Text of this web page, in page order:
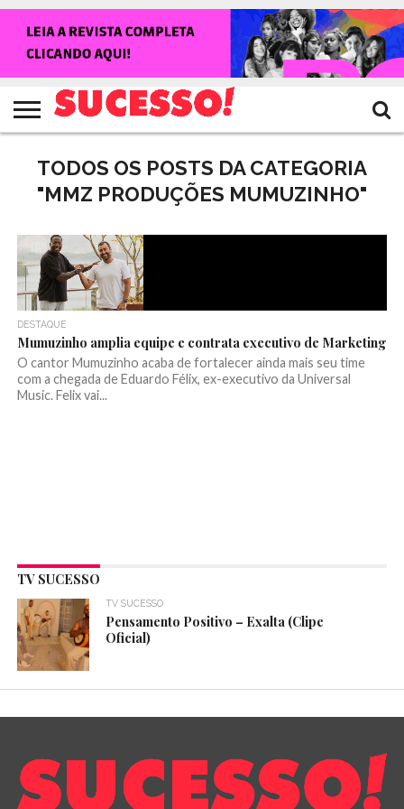
NOTÍCIAS
SHOWS
ENTREVISTAS
CLIQUES
RANKING
CROWLEY
TV
SUCESSO!
REVISTA
SUCESSO!
TODOS OS POSTS DA CATEGORIA
"MMZ PRODUÇÕES MUMUZINHO"
DESTAQUE
Mumuzinho amplia equipe e contrata executivo de Marketing
O cantor Mumuzinho acaba de fortalecer ainda mais seu time
com a chegada de Eduardo Félix, ex-executivo da Universal
Music. Felix vai...
TV SUCESSO
TV SUCESSO
Pensamento Positivo – Exalta (Clipe
Oficial)